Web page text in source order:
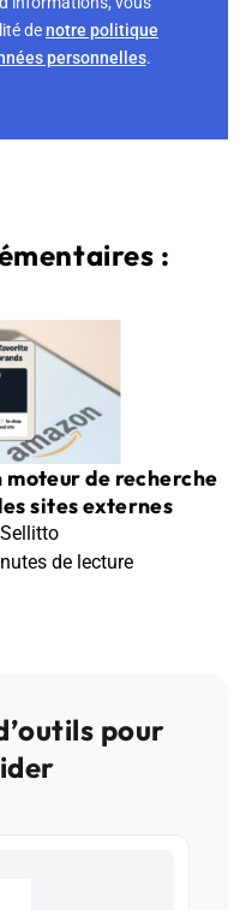
denotre politique
personnelles.
:
de recherche
sites externes
de lecture
pour